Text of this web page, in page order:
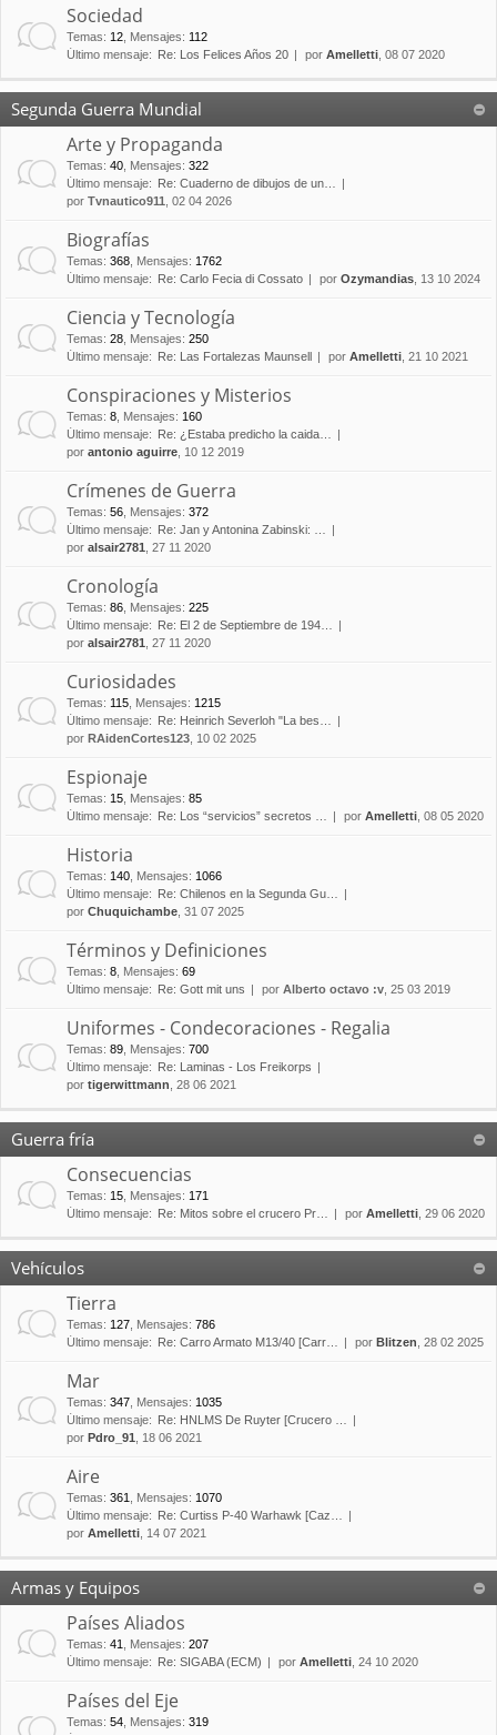
Sociedad
Temas: 12 Mensajes: 112
Último mensaje:
Re: Los Felices Años 20 por Amelletti , 08 07 2020
Segunda Guerra Mundial
Arte y Propaganda
Temas: 40 Mensajes: 322
Último mensaje:
Re: Cuaderno de dibujos de un…
por Tvnautico911 , 02 04 2026
Biografías
Temas: 368 Mensajes: 1762
Último mensaje:
Re: Carlo Fecia di Cossato por Ozymandias , 13 10 2024
Ciencia y Tecnología
Temas: 28 Mensajes: 250
Último mensaje:
Re: Las Fortalezas Maunsell por Amelletti , 21 10 2021
Conspiraciones y Misterios
Temas: 8 Mensajes: 160
Último mensaje:
Re: ¿Estaba predicho la caida…
por antonio aguirre , 10 12 2019
Crímenes de Guerra
Temas: 56 Mensajes: 372
Último mensaje:
Re: Jan y Antonina Zabinski: …
por alsair2781 , 27 11 2020
Cronología
Temas: 86 Mensajes: 225
Último mensaje:
Re: El 2 de Septiembre de 194…
por alsair2781 , 27 11 2020
Curiosidades
Temas: 115 Mensajes: 1215
Último mensaje:
Re: Heinrich Severloh "La bes…
por RAidenCortes123 , 10 02 2025
Espionaje
Temas: 15 Mensajes: 85
Último mensaje:
Re: Los “servicios” secretos … por Amelletti , 08 05 2020
Historia
Temas: 140 Mensajes: 1066
Último mensaje:
Re: Chilenos en la Segunda Gu…
por Chuquichambe , 31 07 2025
Términos y Definiciones
Temas: 8 Mensajes: 69
Último mensaje:
Re: Gott mit uns por Alberto octavo :v , 25 03 2019
Uniformes - Condecoraciones - Regalia
Temas: 89 Mensajes: 700
Último mensaje:
Re: Laminas - Los Freikorps
por tigerwittmann , 28 06 2021
Guerra fría
Consecuencias
Temas: 15 Mensajes: 171
Último mensaje:
Re: Mitos sobre el crucero Pr… por Amelletti , 29 06 2020
Vehículos
Tierra
Temas: 127 Mensajes: 786
Último mensaje:
Re: Carro Armato M13/40 [Carr… por Blitzen , 28 02 2025
Mar
Temas: 347 Mensajes: 1035
Último mensaje:
Re: HNLMS De Ruyter [Crucero …
por Pdro_91 , 18 06 2021
Aire
Temas: 361 Mensajes: 1070
Último mensaje:
Re: Curtiss P-40 Warhawk [Caz…
por Amelletti , 14 07 2021
Armas y Equipos
Países Aliados
Temas: 41 Mensajes: 207
Último mensaje:
Re: SIGABA (ECM) por Amelletti , 24 10 2020
Países del Eje
Temas: 54 Mensajes: 319